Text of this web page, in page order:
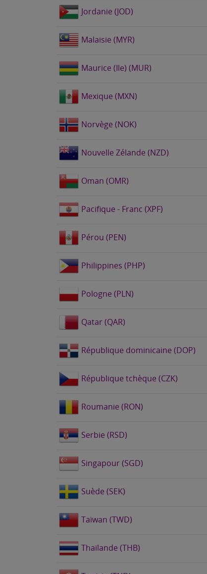
Jordanie (JOD)
Malaisie (MYR)
Maurice (Ile) (MUR)
Mexique (MXN)
Norvège (NOK)
Nouvelle Zélande (NZD)
Oman (OMR)
Pacifique - Franc (XPF)
Pérou (PEN)
Philippines (PHP)
Pologne (PLN)
Qatar (QAR)
République dominicaine (DOP)
République tchèque (CZK)
Roumanie (RON)
Serbie (RSD)
Singapour (SGD)
Suède (SEK)
Taïwan (TWD)
Thaïlande (THB)